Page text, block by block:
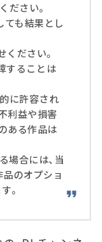
ださい。
ても結果とし
ください。
することは
に許容され
利益や損害
ある作品は
場合には、当
のオプショ
。